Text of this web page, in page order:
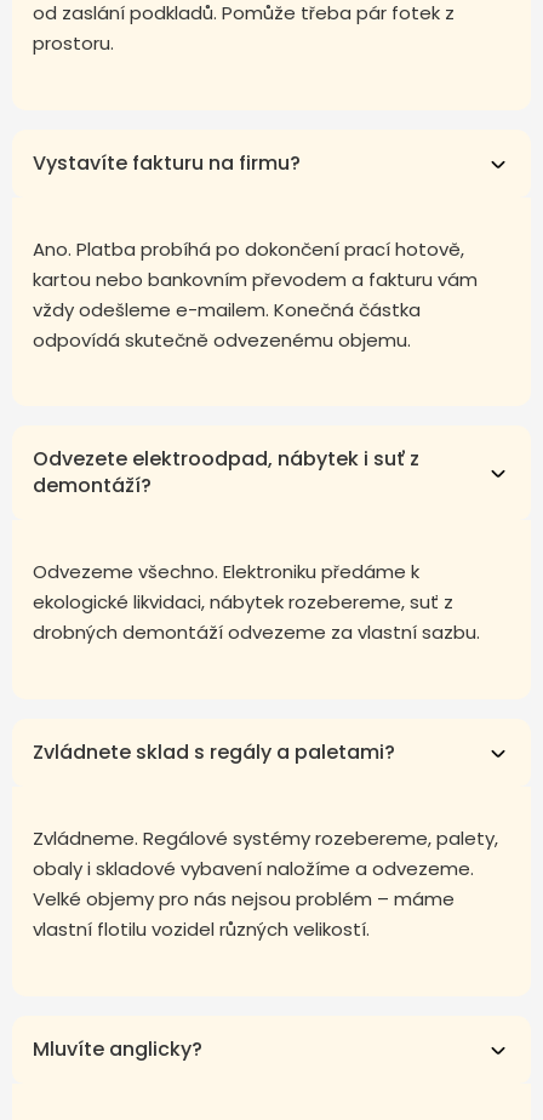
od zaslání podkladů. Pomůže třeba pár fotek z
prostoru.
Vystavíte fakturu na firmu?
Ano. Platba probíhá po dokončení prací hotově,
kartou nebo bankovním převodem a fakturu vám
vždy odešleme e-mailem. Konečná částka
odpovídá skutečně odvezenému objemu.
Odvezete elektroodpad, nábytek i suť z
demontáží?
Odvezeme všechno. Elektroniku předáme k
ekologické likvidaci, nábytek rozebereme, suť z
drobných demontáží odvezeme za vlastní sazbu.
Zvládnete sklad s regály a paletami?
Zvládneme. Regálové systémy rozebereme, palety,
obaly i skladové vybavení naložíme a odvezeme.
Velké objemy pro nás nejsou problém – máme
vlastní flotilu vozidel různých velikostí.
Mluvíte anglicky?